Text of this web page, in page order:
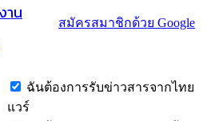
าน สมัครสมาชิกด้วย Google
ฉันต้องการรับข่าวสารจากไทย
แวร์